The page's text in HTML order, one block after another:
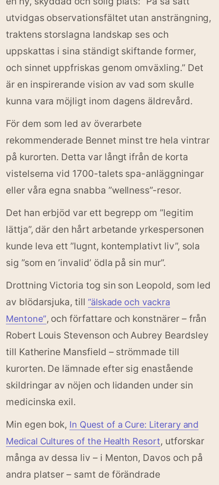
utvidgas observationsfältet utan ansträngning,
traktens storslagna landskap ses och
uppskattas i sina ständigt skiftande former,
och sinnet uppfriskas genom omväxling.” Det
är en inspirerande vision av vad som skulle
kunna vara möjligt inom dagens äldrevård.
För dem som led av överarbete
rekommenderade Bennet minst tre hela vintrar
på kurorten. Detta var långt ifrån de korta
vistelserna vid 1700-talets spa-anläggningar
eller våra egna snabba ”wellness”-resor.
Det han erbjöd var ett begrepp om ”legitim
lättja”, där den hårt arbetande yrkespersonen
kunde leva ett ”lugnt, kontemplativt liv”, sola
sig ”som en ’invalid’ ödla på sin mur”.
Drottning Victoria tog sin son Leopold, som led
av blödarsjuka, till ”älskade och vackra
Mentone”, och författare och konstnärer – från
Robert Louis Stevenson och Aubrey Beardsley
till Katherine Mansfield – strömmade till
kurorten. De lämnade efter sig enastående
skildringar av nöjen och lidanden under sin
medicinska exil.
Min egen bok, In Quest of a Cure: Literary and
Medical Cultures of the Health Resort, utforskar
många av dessa liv – i Menton, Davos och på
andra platser – samt de förändrade